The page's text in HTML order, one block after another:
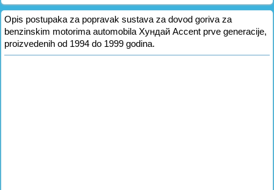
Opis postupaka za popravak sustava za dovod goriva za
benzinskim motorima automobila Хундай Accent prve generacije,
proizvedenih od 1994 do 1999 godina.